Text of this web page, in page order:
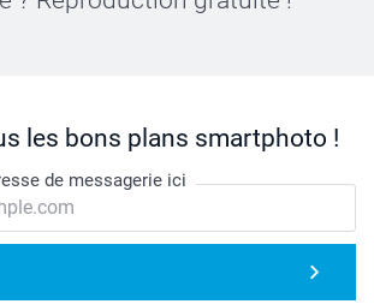
les bons plans smartphoto !
de messagerie ici